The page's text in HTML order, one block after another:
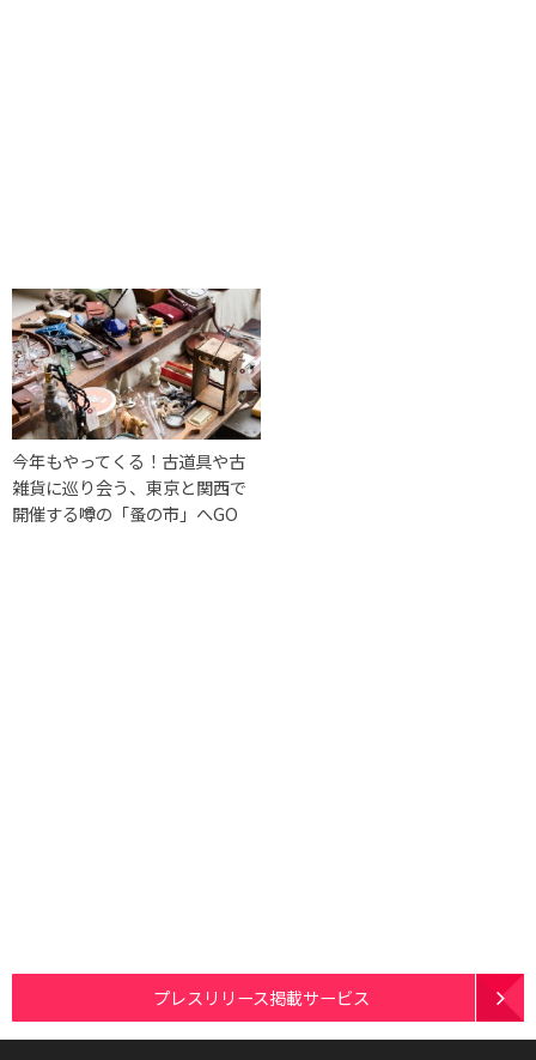
今年もやってくる！古道具や古
雑貨に巡り会う、東京と関西で
開催する噂の「蚤の市」へGO
プレスリリース掲載サービス